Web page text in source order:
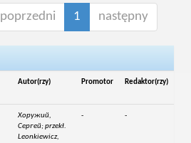
poprzedni 1 następny
Autor(rzy) Promotor Redaktor(rzy)
Хоружий,
Сергей; przekł.
Leonkiewicz,
- -